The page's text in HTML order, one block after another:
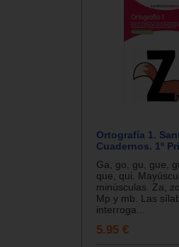
Ortografía 1.
Cuadernos. 1º
Ga, go, gu, gue,
que, qui.
minúsculas. Za,
Mp y mb. Las
interroga...
5.95 €